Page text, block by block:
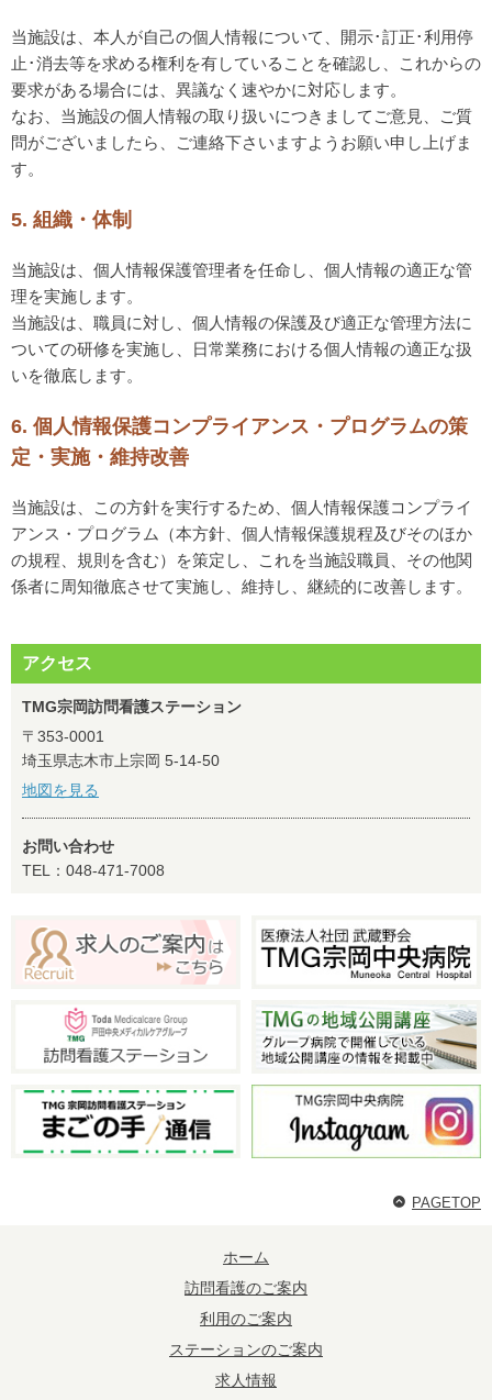
当施設は、本人が自己の個人情報について、開示･訂正･利用停
止･消去等を求める権利を有していることを確認し、これからの
要求がある場合には、異議なく速やかに対応します。
なお、当施設の個人情報の取り扱いにつきましてご意見、ご質
問がございましたら、ご連絡下さいますようお願い申し上げま
す。
5. 組織・体制
当施設は、個人情報保護管理者を任命し、個人情報の適正な管
理を実施します。
当施設は、職員に対し、個人情報の保護及び適正な管理方法に
ついての研修を実施し、日常業務における個人情報の適正な扱
いを徹底します。
6. 個人情報保護コンプライアンス・プログラムの策
定・実施・維持改善
当施設は、この方針を実行するため、個人情報保護コンプライ
アンス・プログラム（本方針、個人情報保護規程及びそのほか
の規程、規則を含む）を策定し、これを当施設職員、その他関
係者に周知徹底させて実施し、維持し、継続的に改善します。
アクセス
TMG宗岡訪問看護ステーション
〒353-0001
埼玉県志木市上宗岡 5-14-50
地図を見る
お問い合わせ
TEL：048-471-7008
PAGETOP
ホーム
訪問看護のご案内
利用のご案内
ステーションのご案内
求人情報